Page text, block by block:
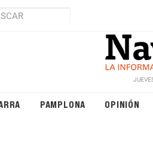
PAMPLONA OPINIÓN